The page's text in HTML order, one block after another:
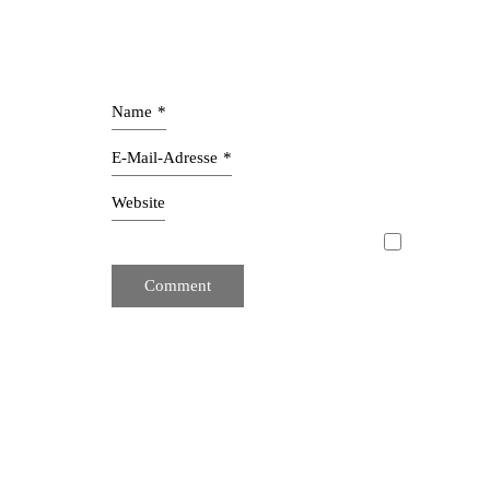
Name *
E-Mail-Adresse *
Website
Mit unserer Innenarchitektur schaffen wir
Interior Design zeichnet sich durch schlichte Klarheit
aus Designern und Innenarchitekten. Wir